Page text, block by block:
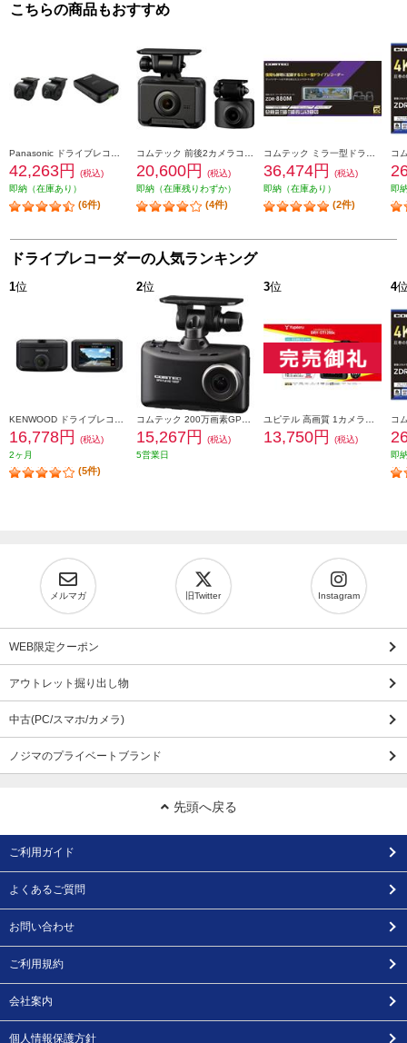
こちらの商品もおすすめ
42,263円
(税込)
即納（在庫あり）
(6件)
20,600円
(税込)
即納（在庫残りわずか）
(4件)
36,474円
(税込)
即納（在庫あり）
(2件)
即
ドライブレコーダーの人気ランキング
1位
16,778円
(税込)
2ヶ月
(5件)
2位
15,267円
(税込)
5営業日
3位
13,750円 (税込)
4
即
メルマガ 旧Twitter Instagram
WEB限定クーポン
アウトレット掘り出し物
中古(PC/スマホ/カメラ)
ノジマのプライベートブランド
先頭へ戻る
ご利用ガイド
よくあるご質問
お問い合わせ
ご利用規約
会社案内
個人情報保護方針